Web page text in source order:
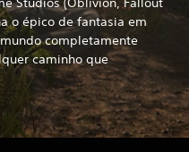
o épico de fantasia em
completamente
caminho que